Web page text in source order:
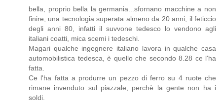
bella, proprio bella la germania...sfornano macchine a non
finire, una tecnologia superata almeno da 20 anni, il feticcio
degli anni 80, infatti il suvvone tedesco lo vendono agli
italiani coatti, mica scemi i tedeschi.
Magari qualche ingegnere italiano lavora in qualche casa
automobilistica tedesca, è quello che secondo 8.28 ce l'ha
fatta.
Ce l'ha fatta a produrre un pezzo di ferro su 4 ruote che
rimane invenduto sul piazzale, perchè la gente non ha i
soldi.